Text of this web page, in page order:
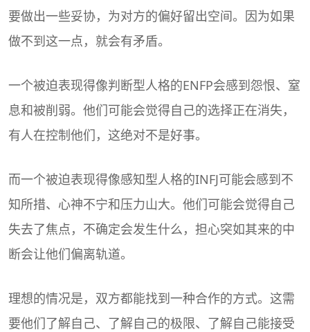
要做出一些妥协，为对方的偏好留出空间。因为如果
做不到这一点，就会有矛盾。
一个被迫表现得像判断型人格的ENFP会感到怨恨、窒
息和被削弱。他们可能会觉得自己的选择正在消失，
有人在控制他们，这绝对不是好事。
而一个被迫表现得像感知型人格的INFJ可能会感到不
知所措、心神不宁和压力山大。他们可能会觉得自己
失去了焦点，不确定会发生什么，担心突如其来的中
断会让他们偏离轨道。
理想的情况是，双方都能找到一种合作的方式。这需
要他们了解自己、了解自己的极限、了解自己能接受